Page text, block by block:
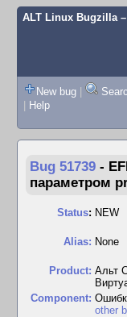
ALT Linux Bugzilla–
New bug |
| Help
Bug 51739 -
параметром
Status: NEW
Alias: None
Product: Альт
Component:
other